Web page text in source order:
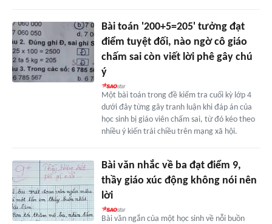
Bài toán '200+5=205' tưởng đạt
điểm tuyệt đối, nào ngờ cô giáo
chấm sai còn viết lời phê gây chú
ý
Một bài toán trong đề kiểm tra cuối kỳ lớp 4
dưới đây từng gây tranh luận khi đáp án của
học sinh bị giáo viên chấm sai, từ đó kéo theo
nhiều ý kiến trái chiều trên mạng xã hội.
Bài văn nhắc về ba đạt điểm 9,
thầy giáo xúc động không nói nên
lời
Bài văn ngắn của một học sinh về nỗi buồn